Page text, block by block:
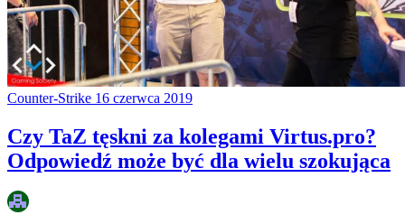
Counter-Strike 16 czerwca 2019
Czy TaZ tęskni za kolegami Virtus.pro?
Odpowiedź może być dla wielu szokująca